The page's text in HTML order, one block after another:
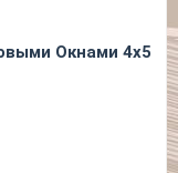
Окнами 4х5